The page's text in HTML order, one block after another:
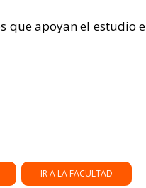
que apoyan el estudio
IR A LA FACULTAD